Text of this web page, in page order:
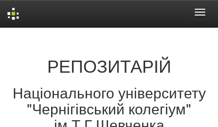
РЕПОЗИТАРІЙ
Національного університету
"Чернігівський колегіум"